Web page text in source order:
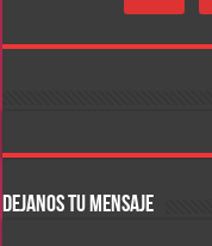
DEJANOS TU MENSAJE